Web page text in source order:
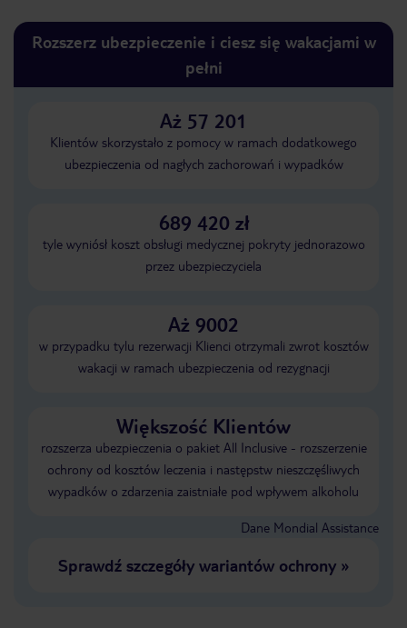
Rozszerz ubezpieczenie i ciesz się wakacjami w
pełni
Aż 57 201
Klientów skorzystało z pomocy w ramach dodatkowego
ubezpieczenia od nagłych zachorowań i wypadków
689 420 zł
tyle wyniósł koszt obsługi medycznej pokryty jednorazowo
przez ubezpieczyciela
Aż 9002
w przypadku tylu rezerwacji Klienci otrzymali zwrot kosztów
wakacji w ramach ubezpieczenia od rezygnacji
Większość Klientów
rozszerza ubezpieczenia o pakiet All Inclusive - rozszerzenie
ochrony od kosztów leczenia i następstw nieszczęśliwych
wypadków o zdarzenia zaistniałe pod wpływem alkoholu
Dane Mondial Assistance
Sprawdź szczegóły wariantów ochrony»